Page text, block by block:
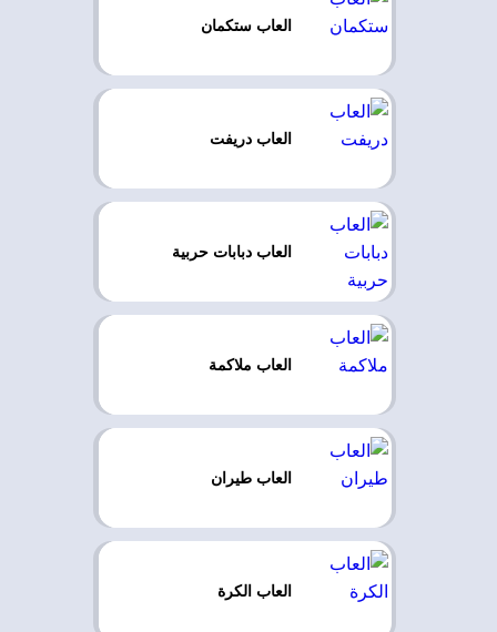
العاب ستكمان
العاب دريفت
العاب دبابات حربية
العاب ملاكمة
العاب طيران
العاب الكرة